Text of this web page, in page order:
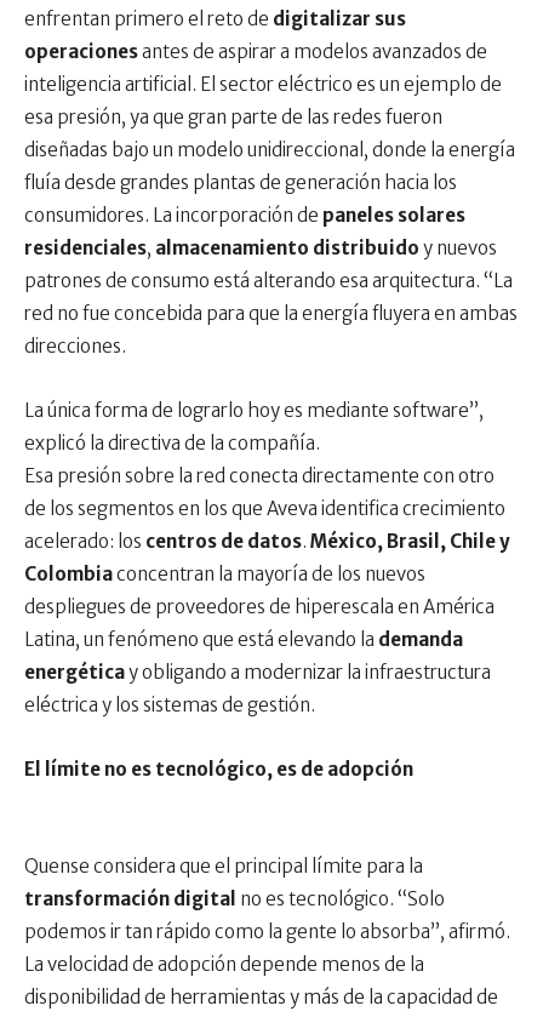
enfrentan primero el reto de digitalizar sus
operacionesantes de aspirar a modelos avanzados de
inteligencia artificial. El sector eléctrico es un ejemplo de
esa presión, ya que gran parte de las redes fueron
diseñadas bajo un modelo unidireccional, donde la energía
fluía desde grandes plantas de generación hacia los
consumidores. La incorporación de paneles solares
residenciales, almacenamiento distribuido y nuevos
patrones de consumo está alterando esa arquitectura. “La
red no fue concebida para que la energía fluyera en ambas
direcciones.
La única forma de lograrlo hoy es mediante software”,
explicó la directiva de la compañía.
Esa presión sobre la red conecta directamente con otro
de los segmentos en los que Aveva identifica crecimiento
acelerado: los centros de datos. México, Brasil, Chile y
Colombiaconcentran la mayoría de los nuevos
despliegues de proveedores de hiperescala en América
Latina, un fenómeno que está elevando la demanda
energéticay obligando a modernizar la infraestructura
eléctrica y los sistemas de gestión.
El límite no es tecnológico, es de adopción
Quense considera que el principal límite para la
transformación digital no es tecnológico. “Solo
podemos ir tan rápido como la gente lo absorba”, afirmó.
La velocidad de adopción depende menos de la
disponibilidad de herramientas y más de la capacidad de